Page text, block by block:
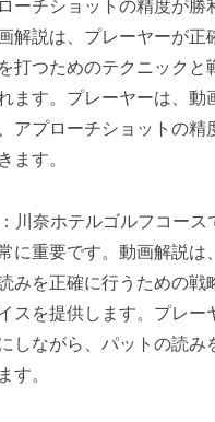
ーチショットの精度が勝
解説は、プレーヤーが正
打つためのテクニックと
ます。プレーヤーは、動
アプローチショットの精
ます。
川奈ホテルゴルフコース
に重要です。動画解説は
みを正確に行うための戦
スを提供します。プレー
しながら、パットの読み
す。